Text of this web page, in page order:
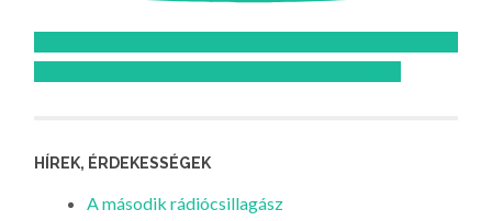
HÍREK, ÉRDEKESSÉGEK
A második rádiócsillagász